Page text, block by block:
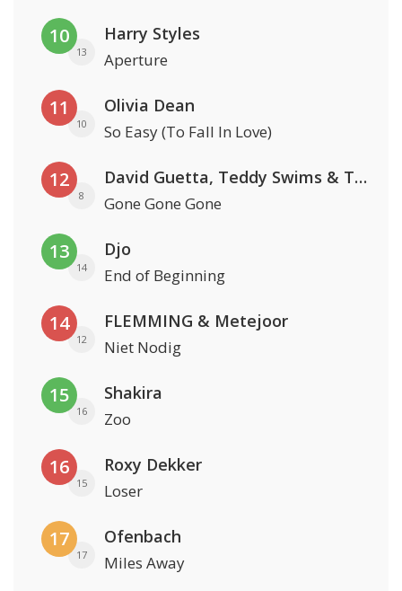
10
13
Harry Styles
Aperture
11
10
Olivia Dean
So Easy (To Fall In Love)
12
8
David Guetta, Teddy Swims & Tones And I
Gone Gone Gone
13
14
Djo
End of Beginning
14
12
FLEMMING & Metejoor
Niet Nodig
15
16
Shakira
Zoo
16
15
Roxy Dekker
Loser
17
17
Ofenbach
Miles Away